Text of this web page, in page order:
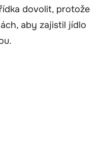
dovolit, protože
aby zajistil jídlo